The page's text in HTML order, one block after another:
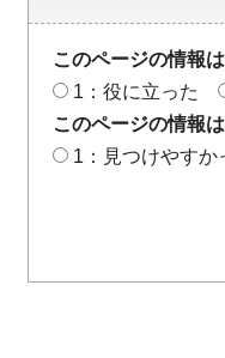
このページの情報
1：役に立った
このページの情報
1：見つけやすか